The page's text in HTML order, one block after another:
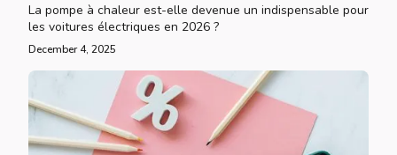
La pompe à chaleur est-elle devenue un indispensable pour
les voitures électriques en 2026 ?
December 4, 2025